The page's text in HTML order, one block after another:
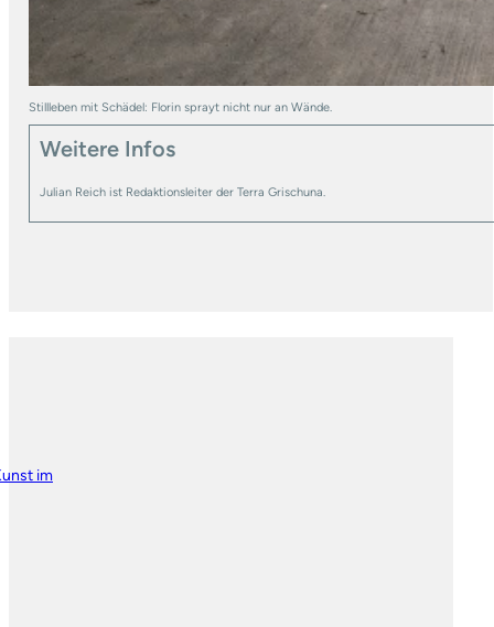
Stillleben mit Schädel: Florin sprayt nicht nur an Wände.
Weitere Infos
Julian Reich ist Redaktionsleiter der Terra Grischuna.
im